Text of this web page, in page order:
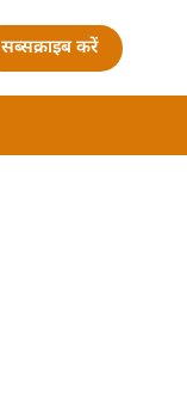
सब्सक्राइब करें